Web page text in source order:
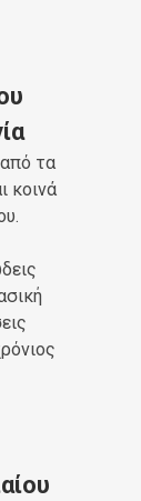
από τα
κοινά